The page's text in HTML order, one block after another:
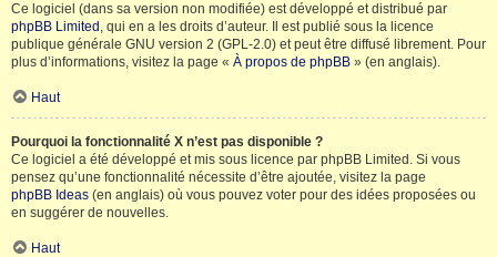
Ce logiciel (dans sa version non modifiée) est développé et distribué par
phpBB Limited , qui en a les droits d’auteur. Il est publié sous la licence
publique générale GNU version 2 (GPL-2.0) et peut être diffusé librement. Pour
plus d’informations, visitez la page « À propos de phpBB » (en anglais).
Haut
Pourquoi la fonctionnalité X n’est pas disponible ?
Ce logiciel a été développé et mis sous licence par phpBB Limited. Si vous
pensez qu’une fonctionnalité nécessite d’être ajoutée, visitez la page
phpBB Ideas (en anglais) où vous pouvez voter pour des idées proposées ou
en suggérer de nouvelles.
Haut